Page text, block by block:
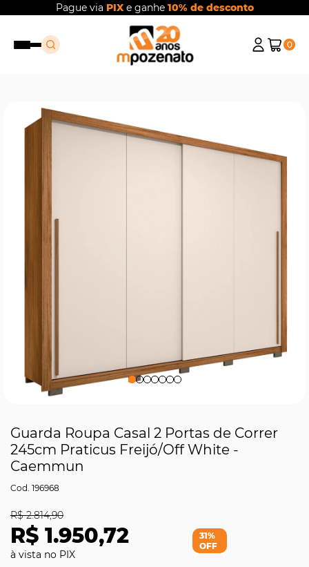
Pague via PIXe ganhe 10% de desconto
0
Guarda Roupa Casal 2 Portas de Correr
245cm Praticus Freijó/Off White -
Caemmun
196968
R$ 1.950,72
R$ 2.814,90
31%
OFF